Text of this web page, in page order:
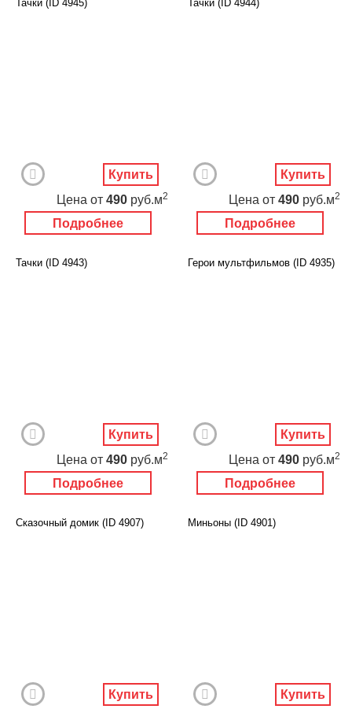
Тачки (ID 4945)
Подробнее
Цена от 490 руб.м2
Купить
Тачки (ID 4944)
Подробнее
Цена от 490 руб.м2
Купить
Тачки (ID 4943)
Подробнее
Цена от 490 руб.м2
Купить
Герои мультфильмов (ID 4935)
Подробнее
Цена от 490 руб.м2
Купить
Сказочный домик (ID 4907)
Купить
Миньоны (ID 4901)
Купить